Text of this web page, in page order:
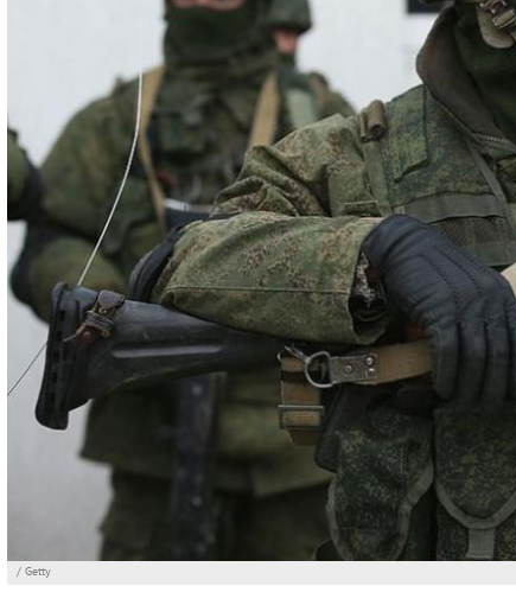
/ Getty